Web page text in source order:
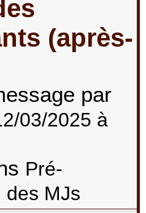
(après-
par
03/2025 à
Pré-
des MJs